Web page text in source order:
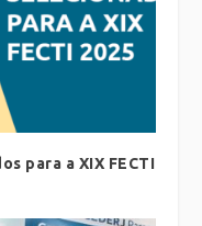
para a XIX FECTI